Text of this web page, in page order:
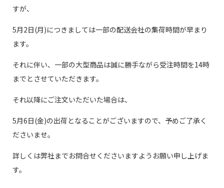
すが、
5月2日(月)につきましては一部の配送会社の集荷時間が早まり
ます。
それに伴い、一部の大型商品は誠に勝手ながら受注時間を14時
までとさせていただきます。
それ以降にご注文いただいた場合は、
5月6日(金)の出荷となることがございますので、予めご了承く
ださいませ。
詳しくは弊社までお問合せくださいますようお願い申し上げま
す。